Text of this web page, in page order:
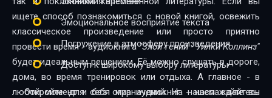
ищете способ познакомиться с новой книгой, освежить
классическое произведение или просто приятно
провести время - аудиокнига"Злой гений - Уилки Коллинз"
будет идеальным решением. Её можно слушать в дороге,
дома, во время тренировок или отдыха. А главное - в
любой момент и без ограничений. На нашем сайте вы
Эмоциональное восприятие текста
Погружение в атмосферу произведения
Доступ к широкому выбору литературы
Откройте для себя мир аудиокниг - наслаждайтесь